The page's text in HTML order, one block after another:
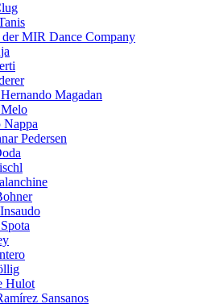
der MIR Dance Company
Magadan
Nappa
Pedersen
Hulot
Sansanos